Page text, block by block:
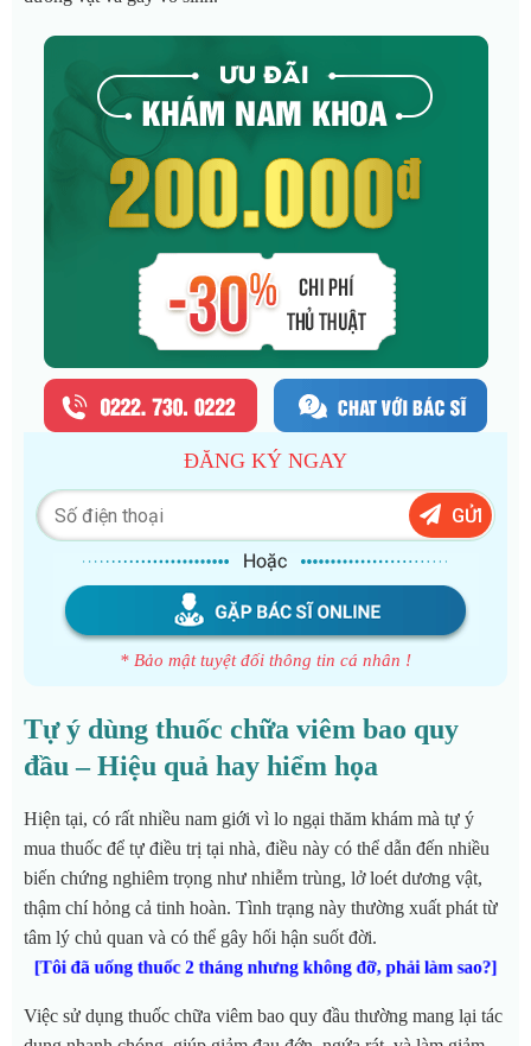
ĐĂNG KÝ NGAY
GỬI
* Bảo mật tuyệt đối thông tin cá nhân !
Tự ý dùng thuốc chữa viêm bao quy
đầu – Hiệu quả hay hiểm họa
Hiện tại, có rất nhiều nam giới vì lo ngại thăm khám mà tự ý
mua thuốc để tự điều trị tại nhà, điều này có thể dẫn đến nhiều
biến chứng nghiêm trọng như nhiễm trùng, lở loét dương vật,
thậm chí hỏng cả tinh hoàn. Tình trạng này thường xuất phát từ
tâm lý chủ quan và có thể gây hối hận suốt đời.
[Tôi đã uống thuốc 2 tháng nhưng không đỡ, phải làm sao?]
Việc sử dụng thuốc chữa viêm bao quy đầu thường mang lại tác